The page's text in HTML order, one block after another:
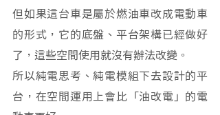
但如果這台車是屬於燃油車改成電動車
的形式，它的底盤、平台架構已經做好
了，這些空間使用就沒有辦法改變。
所以純電思考、純電模組下去設計的平
台，在空間運用上會比「油改電」的電